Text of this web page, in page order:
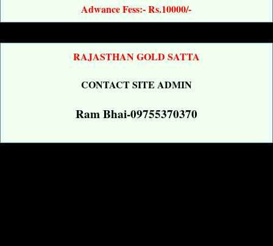
Adwance Fess:- Rs.10000/-
RAJASTHAN GOLD SATTA
CONTACT SITE ADMIN
Ram Bhai-09755370370